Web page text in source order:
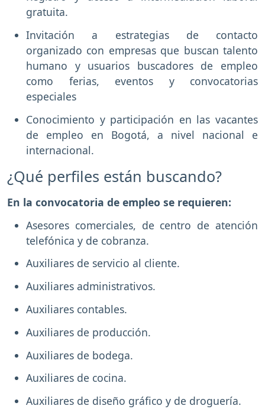
gratuita.
Invitación a estrategias de contacto
organizado con empresas que buscan talento
humano y usuarios buscadores de empleo
como ferias, eventos y convocatorias
especiales
Conocimiento y participación en las vacantes
de empleo en Bogotá, a nivel nacional e
internacional.
¿Qué perfiles están buscando?
En la convocatoria de empleo se requieren:
Asesores comerciales, de centro de atención
telefónica y de cobranza.
Auxiliares de servicio al cliente.
Auxiliares administrativos.
Auxiliares contables.
Auxiliares de producción.
Auxiliares de bodega.
Auxiliares de cocina.
Auxiliares de diseño gráfico y de droguería.